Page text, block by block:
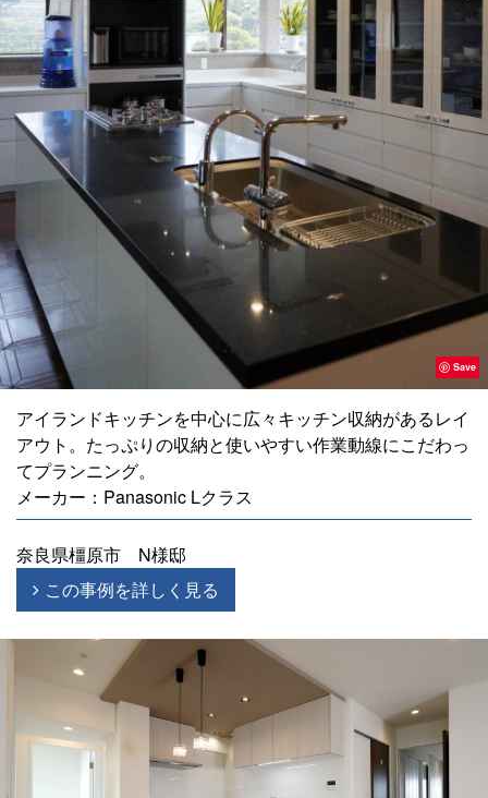
Save
アイランドキッチンを中心に広々キッチン収納があるレイ
アウト。たっぷりの収納と使いやすい作業動線にこだわっ
てプランニング。
メーカー：Panasonic Lクラス
奈良県橿原市 N様邸
この事例を詳しく見る